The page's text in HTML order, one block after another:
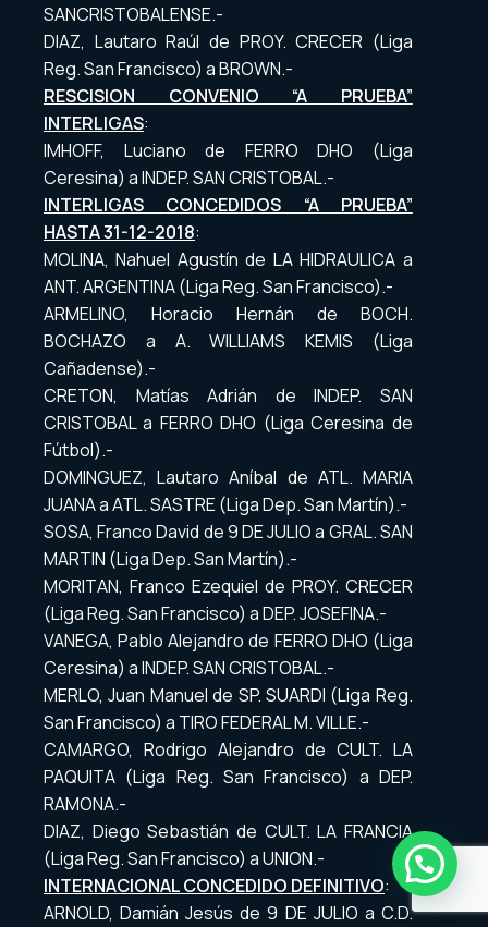
SANCRISTOBALENSE.-
DIAZ, Lautaro Raúl de PROY. CRECER (Liga
Reg. San Francisco) a BROWN.-
RESCISION CONVENIO “A PRUEBA”
INTERLIGAS:
IMHOFF, Luciano de FERRO DHO (Liga
Ceresina) a INDEP. SAN CRISTOBAL.-
INTERLIGAS CONCEDIDOS “A PRUEBA”
HASTA 31-12-2018:
MOLINA, Nahuel Agustín de LA HIDRAULICA a
ANT. ARGENTINA (Liga Reg. San Francisco).-
ARMELINO, Horacio Hernán de BOCH.
BOCHAZO a A. WILLIAMS KEMIS (Liga
Cañadense).-
CRETON, Matías Adrián de INDEP. SAN
CRISTOBAL a FERRO DHO (Liga Ceresina de
Fútbol).-
DOMINGUEZ, Lautaro Aníbal de ATL. MARIA
JUANA a ATL. SASTRE (Liga Dep. San Martín).-
SOSA, Franco David de 9 DE JULIO a GRAL. SAN
MARTIN (Liga Dep. San Martín).-
MORITAN, Franco Ezequiel de PROY. CRECER
(Liga Reg. San Francisco) a DEP. JOSEFINA.-
VANEGA, Pablo Alejandro de FERRO DHO (Liga
Ceresina) a INDEP. SAN CRISTOBAL.-
MERLO, Juan Manuel de SP. SUARDI (Liga Reg.
San Francisco) a TIRO FEDERAL M. VILLE.-
CAMARGO, Rodrigo Alejandro de CULT. LA
PAQUITA (Liga Reg. San Francisco) a DEP.
RAMONA.-
DIAZ, Diego Sebastián de CULT. LA FRANCIA
(Liga Reg. San Francisco) a UNION.-
INTERNACIONAL CONCEDIDO DEFINITIVO:
ARNOLD, Damián Jesús de 9 DE JULIO a C.D.